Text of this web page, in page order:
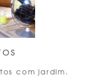
com jardim.